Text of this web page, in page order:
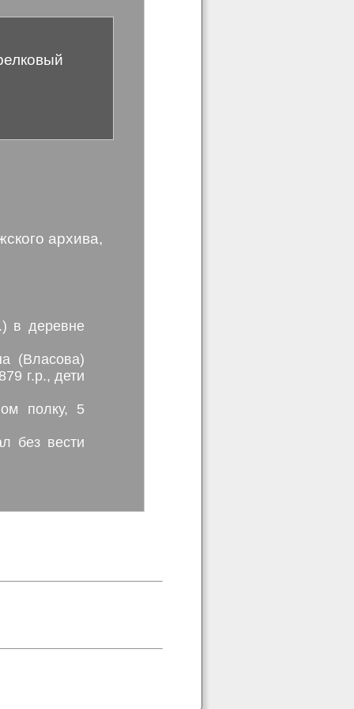
архива,
в деревне
(Власова)
полку, 5
без вести